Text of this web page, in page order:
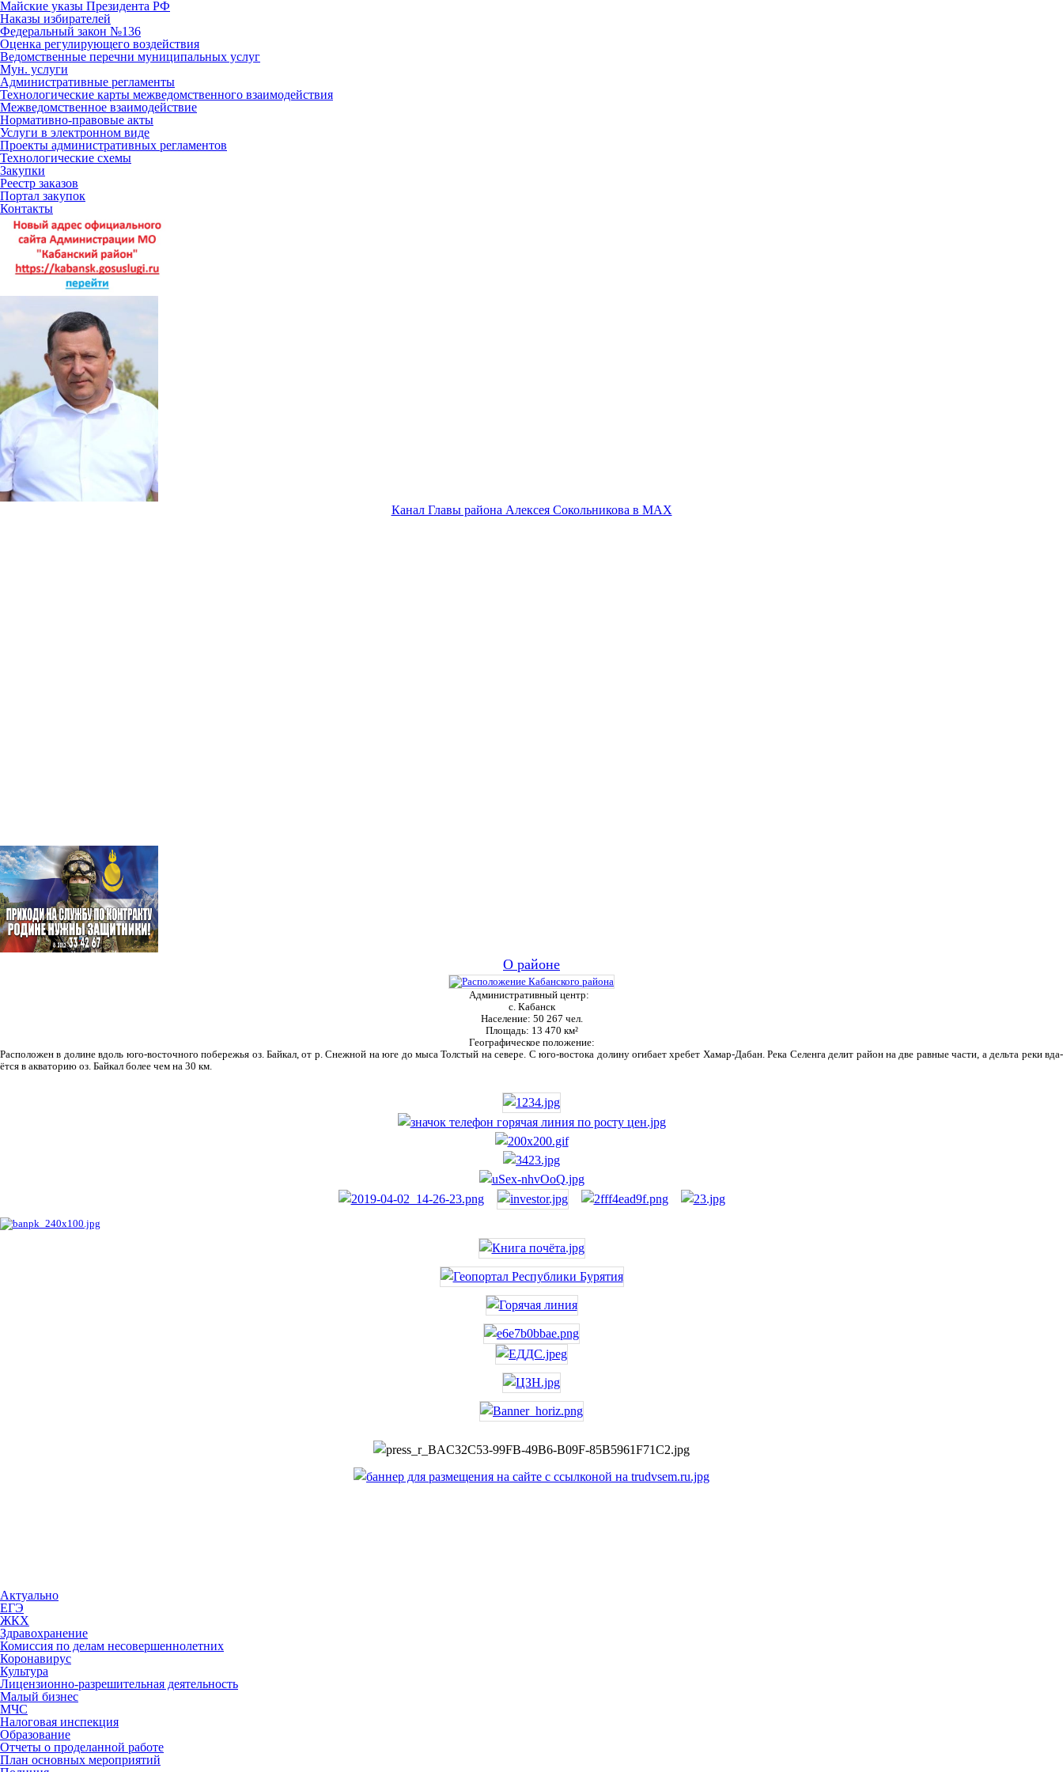
Майские указы Президента РФ
Наказы избирателей
Федеральный закон №136
Оценка регулирующего воздействия
Ведомственные перечни муниципальных услуг
Мун. услуги
Административные регламенты
Технологические карты межведомственного взаимодействия
Межведомственное взаимодействие
Нормативно-правовые акты
Услуги в электронном виде
Проекты административных регламентов
Технологические схемы
Закупки
Реестр заказов
Портал закупок
Контакты
Канал Главы района Алексея Сокольникова в MAX
О районе
Административный центр:
с. Кабанск
Население: 50 267 чел.
Площадь: 13 470 км²
Географическое положение:
Рас­положен в долине вдоль юго-восточного побережья оз. Байкал, от р. Снежной на юге до мыса Толстый на севере. С юго-востока долину огибает хребет Хамар-Дабан. Река Селенга делит район на две равные части, а дельта реки вда­
ётся в акваторию оз. Байкал более чем на 30 км.
Актуально
ЕГЭ
ЖКХ
Здравохранение
Комиссия по делам несовершеннолетних
Коронавирус
Культура
Лицензионно-разрешительная деятельность
Малый бизнес
МЧС
Налоговая инспекция
Образование
Отчеты о проделанной работе
План основных мероприятий